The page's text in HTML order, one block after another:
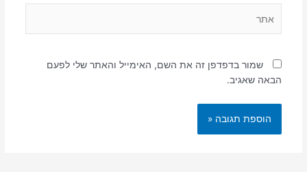
שמור בדפדפן זה את השם, האימייל והאתר שלי לפעם
הבאה שאגיב.